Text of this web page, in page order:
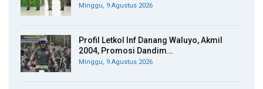
Minggu, 9 Agustus 2026
Profil Letkol Inf Danang Waluyo, Akmil
2004, Promosi Dandim…
Minggu, 9 Agustus 2026